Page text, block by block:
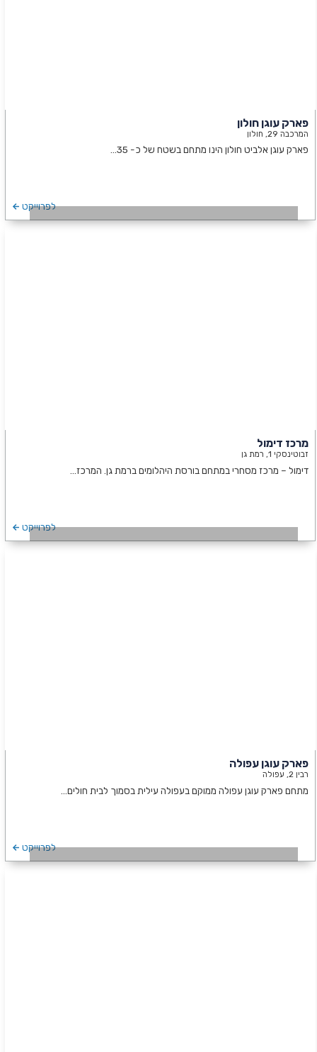
פארק עוגן חולון
המרכבה 29, חולון
פארק עוגן אלביט חולון הינו מתחם בשטח של כ- 35…
לפרוייקט
מרכז דימול
זבוטינסקי 1, רמת גן
דימול – מרכז מסחרי במתחם בורסת היהלומים ברמת גן. המרכז…
לפרוייקט
פארק עוגן עפולה
רבין 2, עפולה
מתחם פארק עוגן עפולה ממוקם בעפולה עילית בסמוך לבית חולים…
לפרוייקט